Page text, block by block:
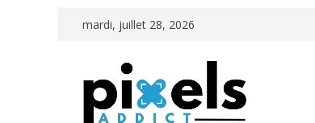
Passermardi, juillet 28, 2026